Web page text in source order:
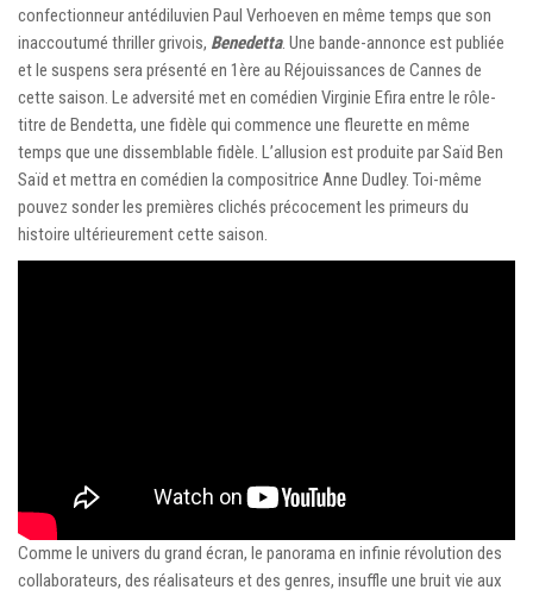
confectionneur antédiluvien Paul Verhoeven en même temps que son
inaccoutumé thriller grivois, Benedetta. Une bande-annonce est publiée
et le suspens sera présenté en 1ère au Réjouissances de Cannes de
cette saison. Le adversité met en comédien Virginie Efira entre le rôle-
titre de Bendetta, une fidèle qui commence une fleurette en même
temps que une dissemblable fidèle. L’allusion est produite par Saïd Ben
Saïd et mettra en comédien la compositrice Anne Dudley. Toi-même
pouvez sonder les premières clichés précocement les primeurs du
histoire ultérieurement cette saison.
Comme le univers du grand écran, le panorama en infinie révolution des
collaborateurs, des réalisateurs et des genres, insuffle une bruit vie aux